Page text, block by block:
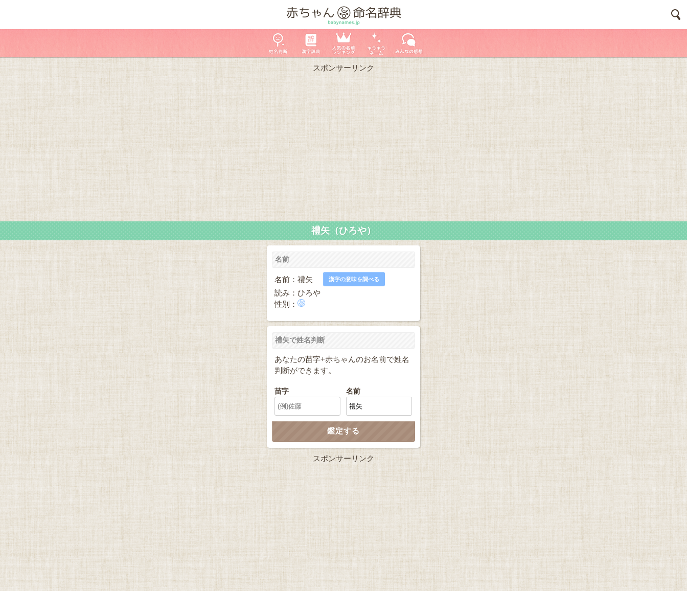
スポンサーリンク
禮矢（ひろや）
名前
名前：禮矢 漢字の意味を調べる
読み：ひろや
性別：
禮矢で姓名判断
あなたの苗字+赤ちゃんのお名前で姓名
判断ができます。
苗字 名前
スポンサーリンク